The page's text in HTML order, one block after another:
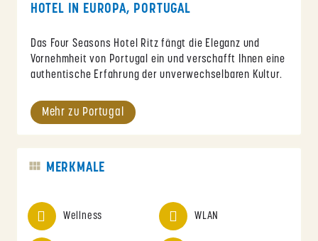
HOTEL IN EUROPA, PORTUGAL
Das Four Seasons Hotel Ritz fängt die Eleganz und
Vornehmheit von Portugal ein und verschafft Ihnen eine
authentische Erfahrung der unverwechselbaren Kultur.
Mehr zu Portugal
MERKMALE
Wellness WLAN